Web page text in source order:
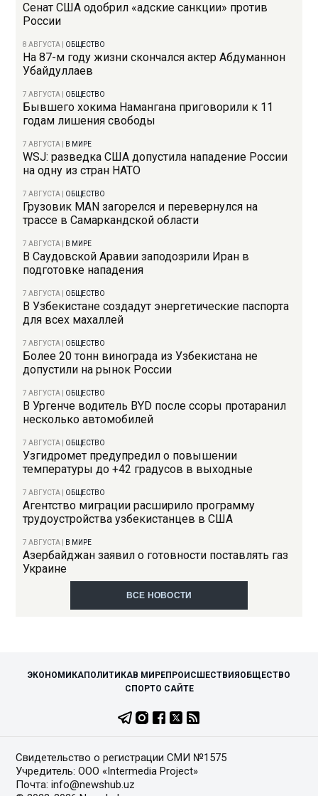
Сенат США одобрил «адские санкции» против
России
8 АВГУСТА ОБЩЕСТВО
На 87-м году жизни скончался актер Абдуманнон
Убайдуллаев
7 АВГУСТА ОБЩЕСТВО
Бывшего хокима Намангана приговорили к 11
годам лишения свободы
7 АВГУСТА В МИРЕ
WSJ: разведка США допустила нападение России
на одну из стран НАТО
7 АВГУСТА ОБЩЕСТВО
Грузовик MAN загорелся и перевернулся на
трассе в Самаркандской области
7 АВГУСТА В МИРЕ
В Саудовской Аравии заподозрили Иран в
подготовке нападения
7 АВГУСТА ОБЩЕСТВО
В Узбекистане создадут энергетические паспорта
для всех махаллей
7 АВГУСТА ОБЩЕСТВО
Более 20 тонн винограда из Узбекистана не
допустили на рынок России
7 АВГУСТА ОБЩЕСТВО
В Ургенче водитель BYD после ссоры протаранил
несколько автомобилей
7 АВГУСТА ОБЩЕСТВО
Узгидромет предупредил о повышении
температуры до +42 градусов в выходные
7 АВГУСТА ОБЩЕСТВО
Агентство миграции расширило программу
трудоустройства узбекистанцев в США
7 АВГУСТА В МИРЕ
Азербайджан заявил о готовности поставлять газ
Украине
ВСЕ НОВОСТИ
ЭКОНОМИКАПОЛИТИКАВ МИРЕПРОИСШЕСТВИЯ ОБЩЕСТВО
СПОРТО САЙТЕ
Свидетельство о регистрации СМИ №1575
Учредитель: ООО «Intermedia Project»
Почта: info@newshub.uz